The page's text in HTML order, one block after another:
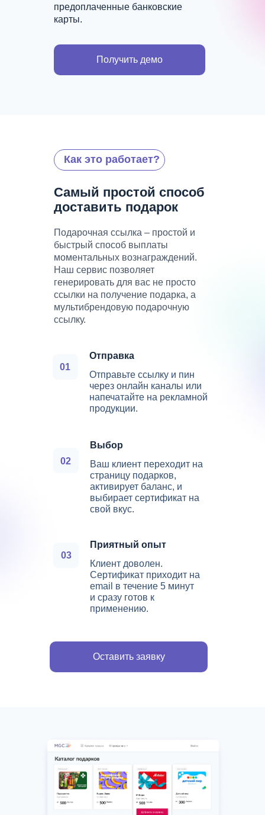
предоплаченные банковские
карты.
Получить демо
Подарочная ссылка – простой и
быстрый способ выплаты
моментальных вознаграждений.
Наш сервис позволяет
генерировать для вас не просто
ссылки на получение подарка, а
мультибрендовую подарочную
ссылку.
Самый простой способ
доставить подарок
Оставить заявку
Как это работает?
Приятный опыт
Клиент доволен.
Сертификат приходит на
email в течение 5 минут
и сразу готов к
применению.
03
Выбор
Ваш клиент переходит на
страницу подарков,
активирует баланс, и
выбирает сертификат на
свой вкус.
02
01
Отправка
Отправьте ссылку и пин
через онлайн каналы или
напечатайте на рекламной
продукции.